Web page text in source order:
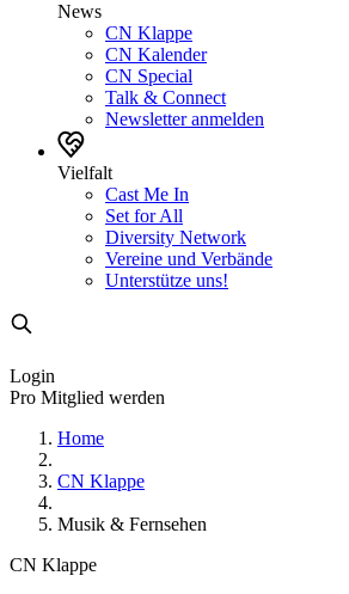
News
CN Klappe
CN Kalender
CN Special
Talk & Connect
Newsletter anmelden
Vielfalt
Cast Me In
Set for All
Diversity Network
Vereine und Verbände
Unterstütze uns!
Login
Pro Mitglied werden
Home
CN Klappe
Musik & Fernsehen
CN Klappe